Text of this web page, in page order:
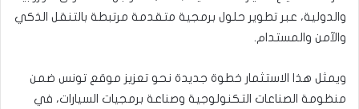
والدولية، عبر تطوير حلول برمجية متقدمة مرتبطة بالتنقل الذكي
والآمن والمستدام.
ويمثل هذا الاستثمار خطوة جديدة نحو تعزيز موقع تونس ضمن
منظومة الصناعات التكنولوجية وصناعة برمجيات السيارات، في